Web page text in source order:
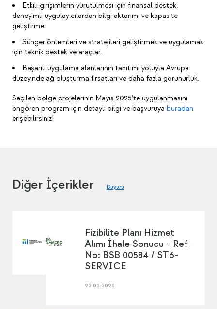
Etkili girişimlerin yürütülmesi için finansal destek,
deneyimli uygulayıcılardan bilgi aktarımı ve kapasite
geliştirme.
Sünger önlemleri ve stratejileri geliştirmek ve uygulamak
için teknik destek ve araçlar.
Başarılı uygulama alanlarının tanıtımı yoluyla Avrupa
düzeyinde ağ oluşturma fırsatları ve daha fazla görünürlük.
Seçilen bölge projelerinin Mayıs 2025’te uygulanmasını
öngören program için detaylı bilgi ve başvuruya buradan
erişebilirsiniz!
Diğer İçerikler Duyuru
Fizibilite Planı Hizmet
Alımı İhale Sonucu - Ref
No: BSB 00584 / ST6-
SERVICE
22.06.2026